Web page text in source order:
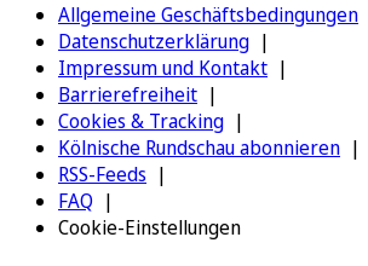
Allgemeine Geschäftsbedingungen
Datenschutzerklärung
Impressum und Kontakt
Barrierefreiheit
Cookies & Tracking
Kölnische Rundschau abonnieren
RSS-Feeds
FAQ
Cookie-Einstellungen